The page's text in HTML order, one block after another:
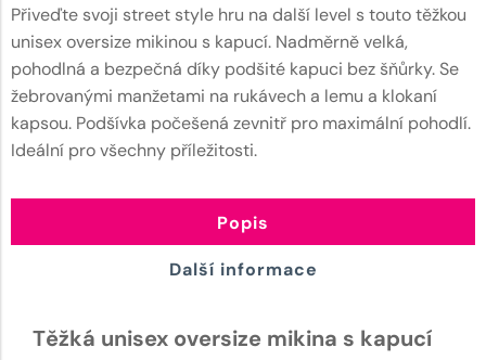
Přiveďte svoji street style hru na další level s touto těžkou
unisex oversize mikinou s kapucí. Nadměrně velká,
pohodlná a bezpečná díky podšité kapuci bez šňůrky. Se
žebrovanými manžetami na rukávech a lemu a klokaní
kapsou. Podšívka počešená zevnitř pro maximální pohodlí.
Ideální pro všechny příležitosti.
Popis
Další informace
Těžká unisex oversize mikina s kapucí